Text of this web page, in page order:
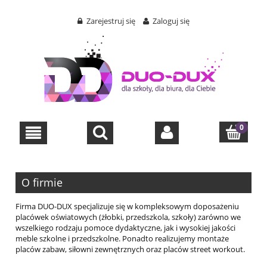
Zarejestruj się Zaloguj się
O firmie
Firma DUO-DUX specjalizuje się w kompleksowym doposażeniu
placówek oświatowych (żłobki, przedszkola, szkoły) zarówno we
wszelkiego rodzaju pomoce dydaktyczne, jak i wysokiej jakości
meble szkolne i przedszkolne. Ponadto realizujemy montaże
placów zabaw, siłowni zewnętrznych oraz placów street workout.